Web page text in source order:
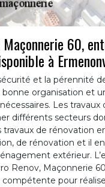
Maçonnerie 60,
à
et la pérennité
organisation et
Les travaux
différents secteurs
travaux de rénovation
de rénovation et il
extérieur.
Renov, Maçonnerie
pour